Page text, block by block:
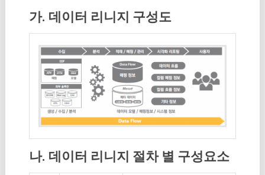
가. 데이터 리니지 구성도
나. 데이터 리니지 절차 별 구성요소